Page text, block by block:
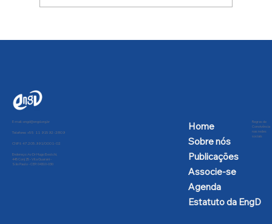
E-mail:engd@engd.org.br
Telefone: +55 11 91592-2809
CNPJ: 47.205.991/0001-02
Endereço: Av Dr Hugo Beolchi,
445 Conj 25 - Vila Guarani -
São Paulo - CEP: 04310-030
Home
Sobre nós
Publicações
Associe-se
Agenda
Estatuto da EngD
Regras de
Convivência
nas redes
sociais